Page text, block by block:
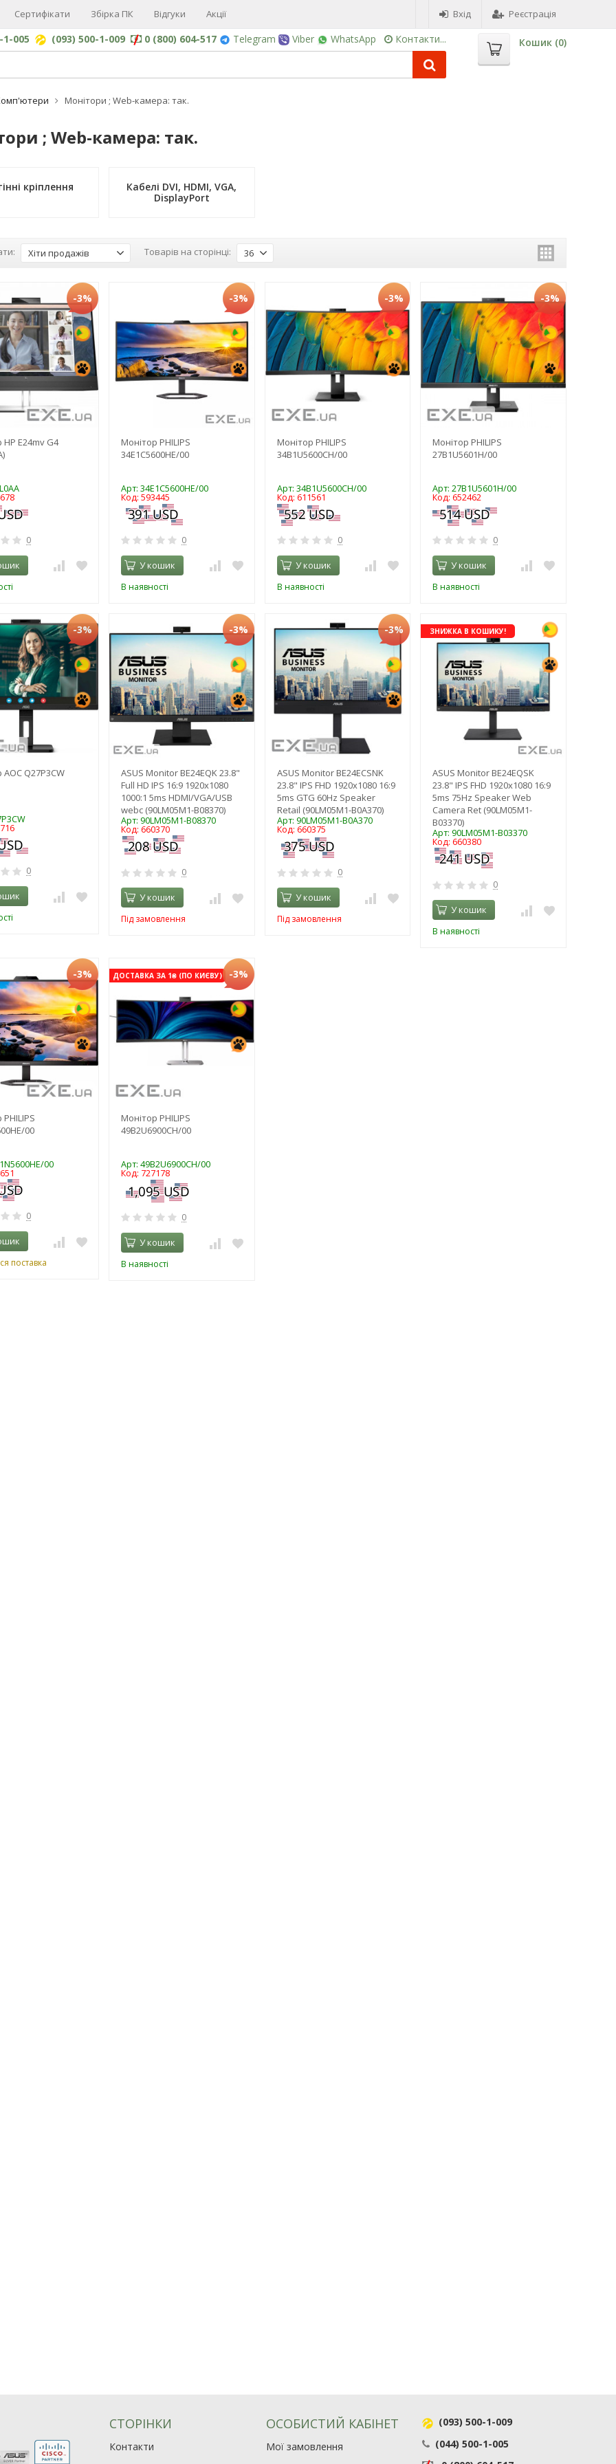
Сертифікати Збірка ПК Відгуки Акції Вхід Реєстрація
1-005 (093) 500-1-009 0 (800) 604-517 Telegram Viber WhatsApp Контакти... Кошик (0)
Монітори ; Web-камера: так.
; Web-камера: так.
кріплення
Кабелі DVI, HDMI, VGA,
DisplayPort
Хіти продажів Товарів на сторінці: 36
-3%
E24mv G4
0
-3%
Монітор PHILIPS
34E1C5600HE/00
Арт: 34E1C5600HE/00
Код: 593445
0
У кошик
В наявності
-3%
Монітор PHILIPS
34B1U5600CH/00
Арт: 34B1U5600CH/00
Код: 611561
0
У кошик
В наявності
-3%
Монітор PHILIPS
27B1U5601H/00
Арт: 27B1U5601H/00
Код: 652462
0
У кошик
В наявності
-3%
Q27P3CW
0
-3%
ASUS Monitor BE24EQK 23.8"
Full HD IPS 16:9 1920x1080
1000:1 5ms HDMI/VGA/USB
webc (90LM05M1-B08370)
Арт: 90LM05M1-B08370
Код: 660370
0
У кошик
Під замовлення
-3%
ASUS Monitor BE24ECSNK
23.8" IPS FHD 1920x1080 16:9
5ms GTG 60Hz Speaker
Retail (90LM05M1-B0A370)
Арт: 90LM05M1-B0A370
Код: 660375
0
У кошик
Під замовлення
ЗНИЖКА В КОШИКУ!
ASUS Monitor BE24EQSK
23.8" IPS FHD 1920x1080 16:9
5ms 75Hz Speaker Web
Camera Ret (90LM05M1-
B03370)
Арт: 90LM05M1-B03370
Код: 660380
0
У кошик
В наявності
-3%
00
00
0
поставка
ДОСТАВКА ЗА 1₴ (ПО КИЄВУ) -3%
Монітор PHILIPS
49B2U6900CH/00
Арт: 49B2U6900CH/00
Код: 727178
0
У кошик
В наявності
СТОРІНКИ
Контакти
ОСОБИСТИЙ КАБІНЕТ
Мої замовлення
(093) 500-1-009
(044) 500-1-005